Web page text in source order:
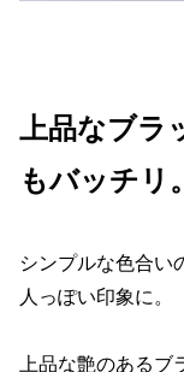
上品なブラ
もバッチリ。
シンプルな色合い
人っぽい印象に。
上品な艶のある